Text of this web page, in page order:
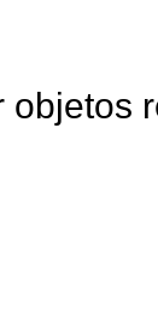
objetos